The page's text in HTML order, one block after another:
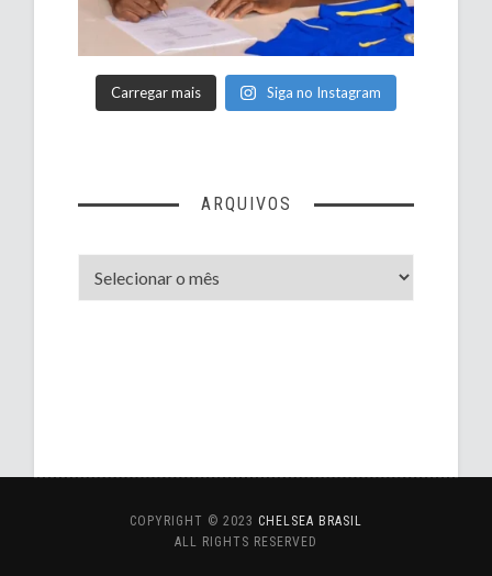
Carregar mais Siga no Instagram
ARQUIVOS
COPYRIGHT © 2023 CHELSEA BRASIL
ALL RIGHTS RESERVED